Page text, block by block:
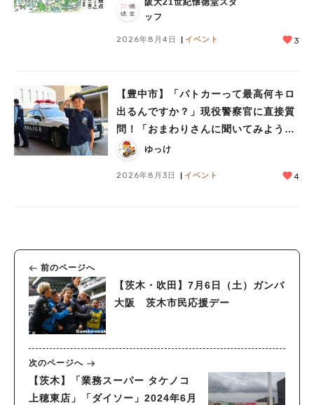
阪大21世紀懐徳堂スタ
ッフ
2026年8月4日 イベント 3
【豊中市】「パトカーって最高何キロ
出るんですか？」現役警察官に直接質
問！「おまわりさんに聞いてみよう」
に参加しました
ゆっけ
2026年8月3日 イベント 4
前のページへ
【茨木・吹田】7月6日（土）ガンバ
大阪 茨木市民応援デー
次のページへ
【茨木】「業務スーパー タケノコ
上穂東店」「ダイソー」2024年6月